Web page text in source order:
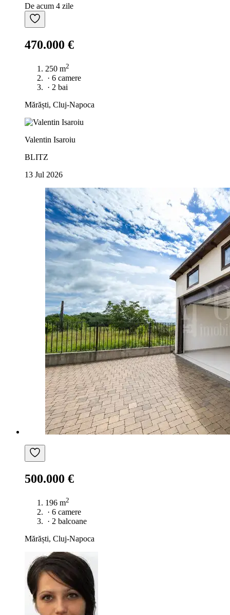
De acum 4 zile
470.000 €
250 m2
· 6 camere
· 2 bai
Mărăști, Cluj-Napoca
Valentin Isaroiu
BLITZ
13 Jul 2026
500.000 €
196 m2
· 6 camere
· 2 balcoane
Mărăști, Cluj-Napoca